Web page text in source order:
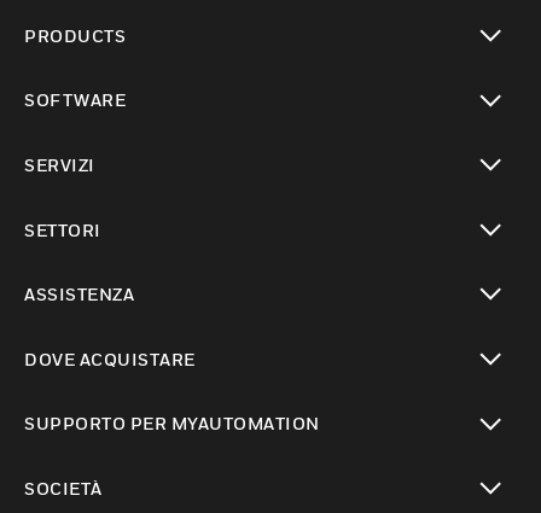
PRODUCTS
SOFTWARE
SERVIZI
SETTORI
ASSISTENZA
DOVE ACQUISTARE
SUPPORTO PER MYAUTOMATION
SOCIETÀ